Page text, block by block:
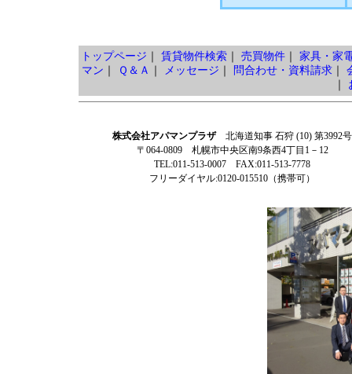
トップページ 賃貸物件検索｜ 売買物件｜ 家具・家
マン
Ｑ＆Ａ メッセージ 問合わせ・資料請求｜
株式会社アパマンプラザ北海道知事 石狩 (10) 第3992号
〒064-0809 札幌市中央区南9条西4丁目1－12
TEL:011-513-0007 FAX:011-513-7778
フリーダイヤル:0120-015510（携帯可）